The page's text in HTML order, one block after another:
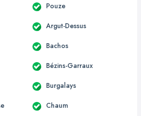
Pouze
Argut-Dessus
Bachos
Bézins-Garraux
Burgalays
Chaum